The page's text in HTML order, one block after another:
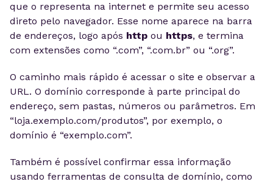
que o representa na internet e permite seu acesso
direto pelo navegador. Esse nome aparece na barra
de endereços, logo após http ou https, e termina
com extensões como “.com”, “.com.br” ou “.org”.
O caminho mais rápido é acessar o site e observar a
URL. O domínio corresponde à parte principal do
endereço, sem pastas, números ou parâmetros. Em
“loja.exemplo.com/produtos”, por exemplo, o
domínio é “exemplo.com”.
Também é possível confirmar essa informação
usando ferramentas de consulta de domínio, como